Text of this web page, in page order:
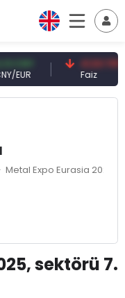
41,53 TRY
Faiz
Metal Expo Eurasia 2025,
sektörü 7.